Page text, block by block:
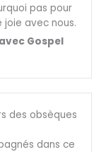
pas pour
avec nous.
Gospel
des obsèques
dans ce